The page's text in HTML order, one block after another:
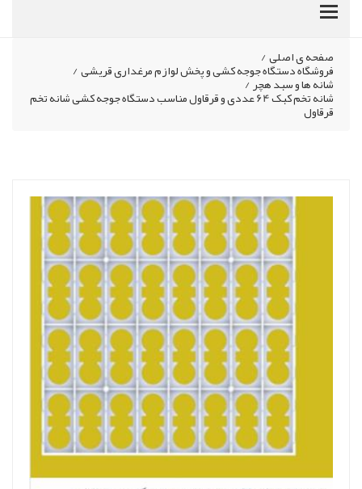
صفحه ی اصلی/
فروشگاه دستگاه جوجه کشی و پخش لوازم مرغداری قریشی/
شانه ها و سبد هچر/
شانه تخم کبک 64 عددی و قرقاول مناسب دستگاه جوجه کشی شانه تخم
قرقاول